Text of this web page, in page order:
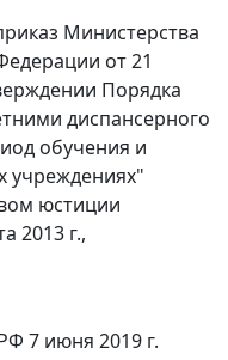
Министерства
от 21
Порядка
диспансерного
обучения и
учреждениях"
юстиции
2013 г.,
7 июня 2019 г.